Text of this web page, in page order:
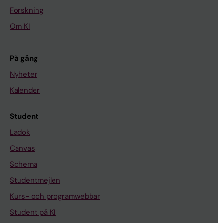
Forskning
Om KI
På gång
Nyheter
Kalender
Student
Ladok
Canvas
Schema
Studentmejlen
Kurs- och programwebbar
Student på KI